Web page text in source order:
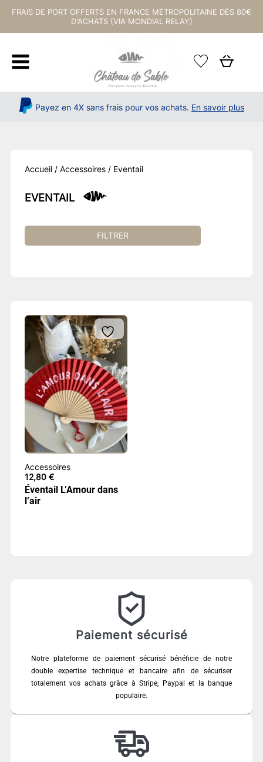
FRAIS DE PORT OFFERTS EN FRANCE MÉTROPOLITAINE DÈS 80€
D'ACHATS (VIA MONDIAL RELAY)
Payez en 4X sans frais pour vos achats. En savoir plus
Accueil / Accessoires / Eventail
EVENTAIL
FILTRER
Accessoires
12,80 €
Éventail L’Amour dans
l’air
Paiement sécurisé
Notre plateforme de paiement sécurisé bénéficie de notre
double expertise technique et bancaire afin de sécuriser
totalement vos achats grâce à Stripe, Paypal et la banque
populaire.